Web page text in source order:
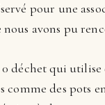
pour une
nous avons pu
déchet qui utilise
comme des pots